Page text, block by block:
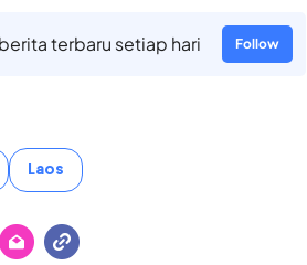
terbaru setiap hari Follow
Laos